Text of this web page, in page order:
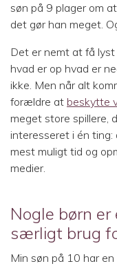
søn på 9 plager om
det gør han meget.
Det er nemt at få
hvad er op hvad er
ikke. Men når alt
forældre at beskytte
meget store spillere,
interesseret i én
mest muligt tid og
medier.
Nogle børn
særligt brug
Min søn på 10 har